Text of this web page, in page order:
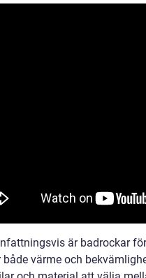
är badrockar
både värme och